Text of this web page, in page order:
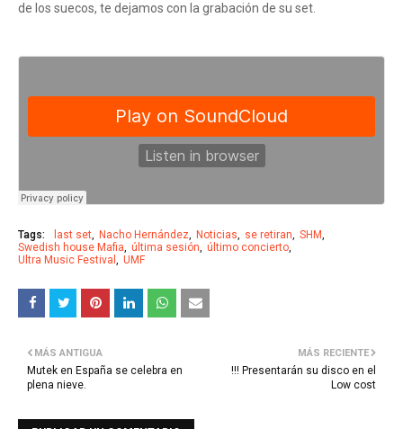
de los suecos, te dejamos con la grabación de su set.
Tags: last set Nacho Hernández Noticias se retiran
SHM
Swedish house Mafia
última sesión
último concierto
Ultra Music Festival
UMF
MÁS RECIENTE
!!! Presentarán su disco en el
Low cost
MÁS ANTIGUA
Mutek en España se celebra en
plena nieve.